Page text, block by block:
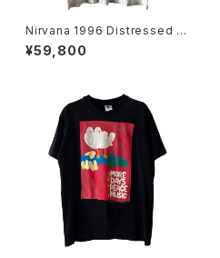
Nirvana 1996 Distressed M
ember Portrait Band Tee
¥59,800